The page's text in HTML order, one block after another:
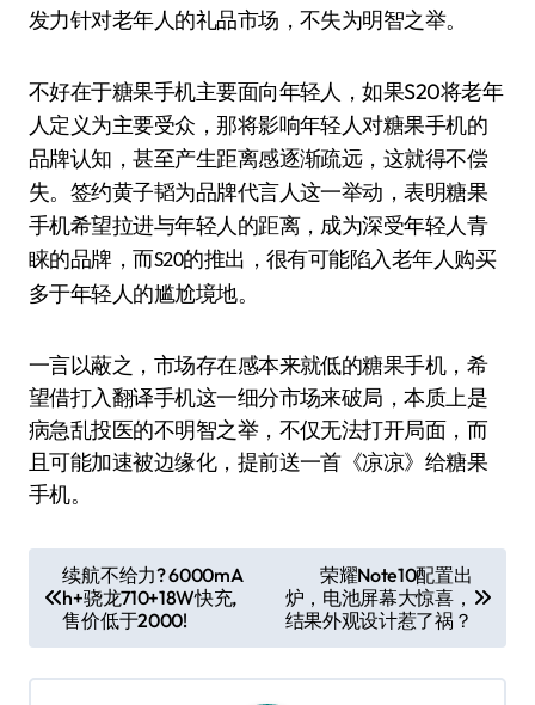
发力针对老年人的礼品市场，不失为明智之举。
不好在于糖果手机主要面向年轻人，如果S20将老年
人定义为主要受众，那将影响年轻人对糖果手机的
品牌认知，甚至产生距离感逐渐疏远，这就得不偿
失。签约黄子韬为品牌代言人这一举动，表明糖果
手机希望拉进与年轻人的距离，成为深受年轻人青
睐的品牌，而S20的推出，很有可能陷入老年人购买
多于年轻人的尴尬境地。
一言以蔽之，市场存在感本来就低的糖果手机，希
望借打入翻译手机这一细分市场来破局，本质上是
病急乱投医的不明智之举，不仅无法打开局面，而
且可能加速被边缘化，提前送一首《凉凉》给糖果
手机。
章
导
航
续航不给力? 6000mA
h+骁龙710+18W快充,
售价低于2000!
荣耀Note10配置出
炉，电池屏幕大惊喜，
结果外观设计惹了祸？